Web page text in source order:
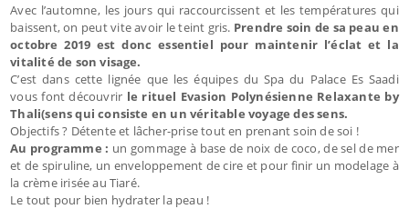
Avec l’automne, les jours qui raccourcissent et les températures qui
baissent, on peut vite avoir le teint gris. Prendre soin de sa peau en
octobre 2019 est donc essentiel pour maintenir l’éclat et la
vitalité de son visage.
C’est dans cette lignée que les équipes du Spa du Palace Es Saadi
vous font découvrir le rituel Evasion Polynésienne Relaxante by
Thali(sens qui consiste en un véritable voyage des sens.
Objectifs ? Détente et lâcher-prise tout en prenant soin de soi !
Au programme : un gommage à base de noix de coco, de sel de mer
et de spiruline, un enveloppement de cire et pour finir un modelage à
la crème irisée au Tiaré.
Le tout pour bien hydrater la peau !